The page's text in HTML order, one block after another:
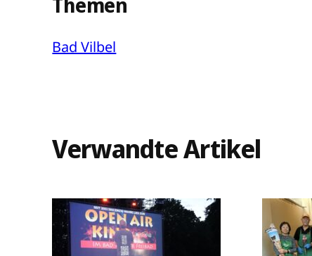
Bad Vilbel
Verwandte Artikel